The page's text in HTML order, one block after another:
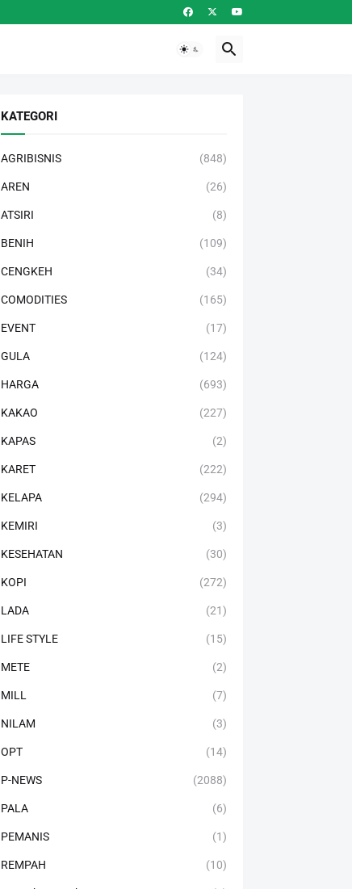
KATEGORI
AGRIBISNIS (848)
AREN (26)
ATSIRI (8)
BENIH (109)
CENGKEH (34)
COMODITIES (165)
EVENT (17)
GULA (124)
HARGA (693)
KAKAO (227)
KAPAS (2)
KARET (222)
KELAPA (294)
KEMIRI (3)
KESEHATAN (30)
KOPI (272)
LADA (21)
LIFE STYLE (15)
METE (2)
MILL (7)
NILAM (3)
OPT (14)
P-NEWS (2088)
PALA (6)
PEMANIS (1)
REMPAH (10)